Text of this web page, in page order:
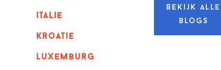
italie
kroatie
luxemburg
Bekijk alle
blogs